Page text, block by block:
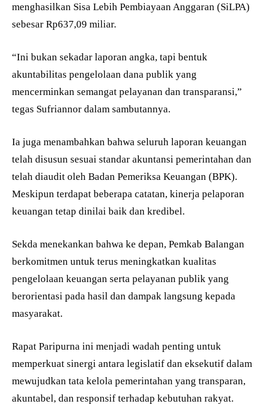
menghasilkan Sisa Lebih Pembiayaan Anggaran (SiLPA)
sebesar Rp637,09 miliar.
“Ini bukan sekadar laporan angka, tapi bentuk
akuntabilitas pengelolaan dana publik yang
mencerminkan semangat pelayanan dan transparansi,”
tegas Sufriannor dalam sambutannya.
Ia juga menambahkan bahwa seluruh laporan keuangan
telah disusun sesuai standar akuntansi pemerintahan dan
telah diaudit oleh Badan Pemeriksa Keuangan (BPK).
Meskipun terdapat beberapa catatan, kinerja pelaporan
keuangan tetap dinilai baik dan kredibel.
Sekda menekankan bahwa ke depan, Pemkab Balangan
berkomitmen untuk terus meningkatkan kualitas
pengelolaan keuangan serta pelayanan publik yang
berorientasi pada hasil dan dampak langsung kepada
masyarakat.
Rapat Paripurna ini menjadi wadah penting untuk
memperkuat sinergi antara legislatif dan eksekutif dalam
mewujudkan tata kelola pemerintahan yang transparan,
akuntabel, dan responsif terhadap kebutuhan rakyat.